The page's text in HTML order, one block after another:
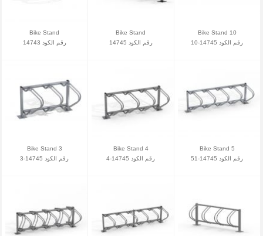
Bike Stand
رقم الكود 14743
Bike Stand
رقم الكود 14745
Bike Stand 10
رقم الكود 14745-10
Bike Stand 3
رقم الكود 14745-3
Bike Stand 4
رقم الكود 14745-4
Bike Stand 5
رقم الكود 14745-51